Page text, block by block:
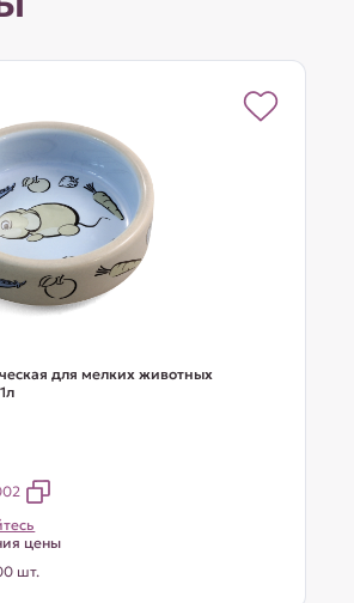
для мелких животных
цены
шт.